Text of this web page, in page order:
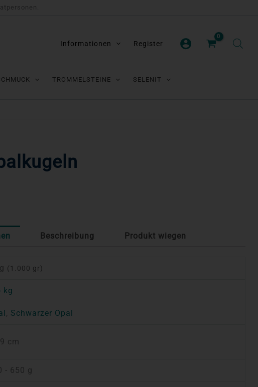
Informationen Register
TROMMELSTEINE
SELENIT
Beschreibung Produkt wiegen
(1.000 gr)
kg
, Schwarzer Opal
cm
- 650 g